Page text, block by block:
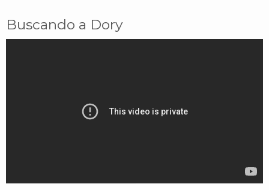
Buscando a Dory